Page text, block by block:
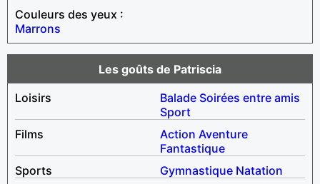
Couleurs des yeux :
Marrons
Les goûts de Patriscia
Loisirs
Balade Soirées entre amis
Sport
Films
Action Aventure
Fantastique
Sports
Gymnastique Natation